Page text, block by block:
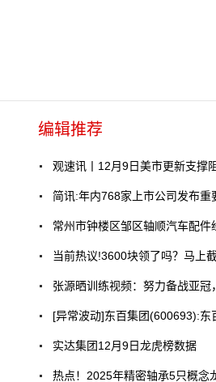
编辑推荐
观速讯丨12月9日美市更新支撑
简讯:年内768家上市公司发布重
常州市钟楼区邹区轴顺汽车配件
当前热议!3600块领了吗？马上
张源晒训练视频：努力备战亚冠
[异常波动]东百集团(600693):东
实达集团12月9日龙虎榜数据
热点！2025年精密轴承5只概念